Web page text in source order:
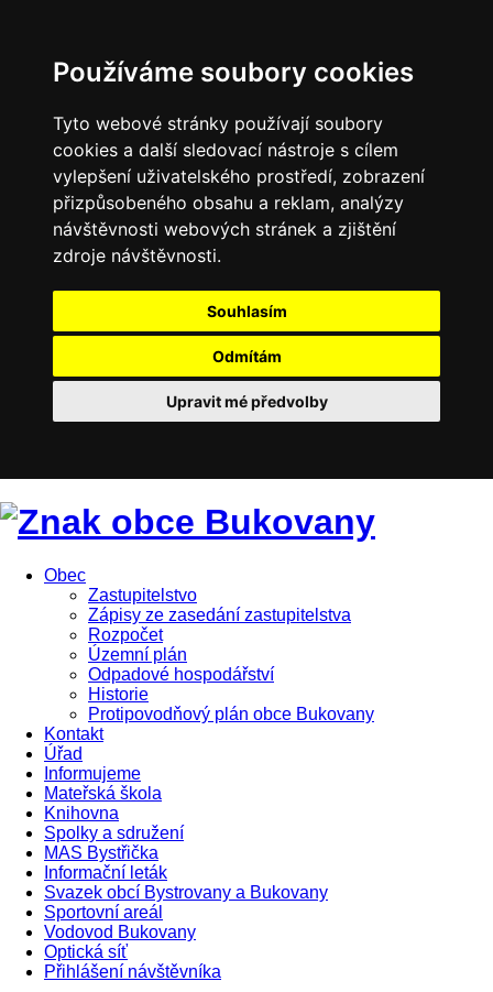
Používáme soubory cookies
Tyto webové stránky používají soubory
cookies a další sledovací nástroje s cílem
vylepšení uživatelského prostředí, zobrazení
přizpůsobeného obsahu a reklam, analýzy
návštěvnosti webových stránek a zjištění
zdroje návštěvnosti.
Souhlasím
Odmítám
Upravit mé předvolby
Obec
Zastupitelstvo
Zápisy ze zasedání zastupitelstva
Rozpočet
Územní plán
Odpadové hospodářství
Historie
Protipovodňový plán obce Bukovany
Kontakt
Úřad
Informujeme
Mateřská škola
Knihovna
Spolky a sdružení
MAS Bystřička
Informační leták
Svazek obcí Bystrovany a Bukovany
Sportovní areál
Vodovod Bukovany
Optická síť
Přihlášení návštěvníka